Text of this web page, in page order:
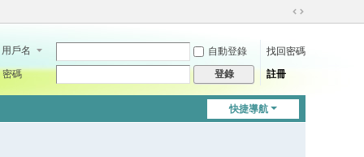
切
到
用戶名 自動登錄
找回密碼
密碼
登錄 註冊
快捷導航